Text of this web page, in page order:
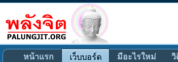
หน้าแรก เว็บบอร์ด มีอะไรใหม่ วิ